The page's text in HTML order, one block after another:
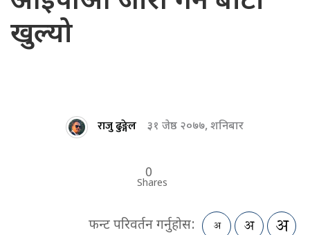
खुल्यो
राजु ढुङ्गेल ३१ जेष्ठ २०७७, शनिबार
0
Shares
फन्ट परिवर्तन गर्नुहोस: